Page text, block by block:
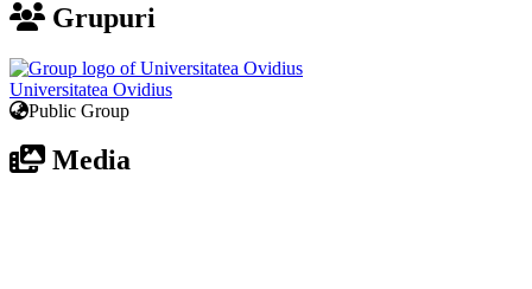
Grupuri
Universitatea Ovidius
Public Group
Media